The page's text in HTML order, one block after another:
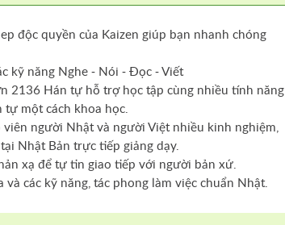
độc quyền của Kaizen giúp bạn nhanh chóng
kỹ năng Nghe - Nói - Đọc - Viết
2136 Hán tự hỗ trợ học tập cùng nhiều tính năng
tự một cách khoa học.
người Nhật và người Việt nhiều kinh nghiệm,
Nhật Bản trực tiếp giảng dạy.
xạ để tự tin giao tiếp với người bản xứ.
các kỹ năng, tác phong làm việc chuẩn Nhật.